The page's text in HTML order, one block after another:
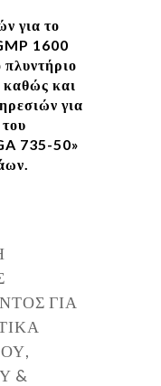
για το
1600
πλυντήριο
και
για
735-50»
ΓΙΑ
&